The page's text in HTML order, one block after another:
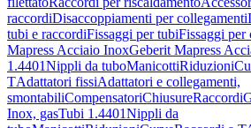
raccordiDisaccoppiamenti per collegamenti
tubi e raccordiFissaggi per tubiFissaggi per
Mapress Acciaio InoxGeberit Mapress
1.4401Nippli da tuboManicottiRiduzioni
TAdattatori fissiAdattatori e collegamenti,
smontabiliCompensatoriChiusureRaccordi
Inox, gasTubi 1.4401Nippli da